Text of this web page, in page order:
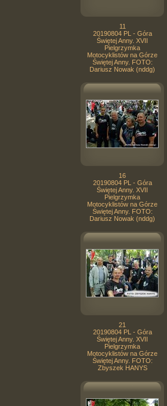
11
20190804 PL - Góra
Świętej Anny. XVII
Pielgrzymka
Motocyklistów na Górze
Świętej Anny. FOTO:
Dariusz Nowak (nddg)
16
20190804 PL - Góra
Świętej Anny. XVII
Pielgrzymka
Motocyklistów na Górze
Świętej Anny. FOTO:
Dariusz Nowak (nddg)
21
20190804 PL - Góra
Świętej Anny. XVII
Pielgrzymka
Motocyklistów na Górze
Świętej Anny. FOTO:
Zbyszek HANYS